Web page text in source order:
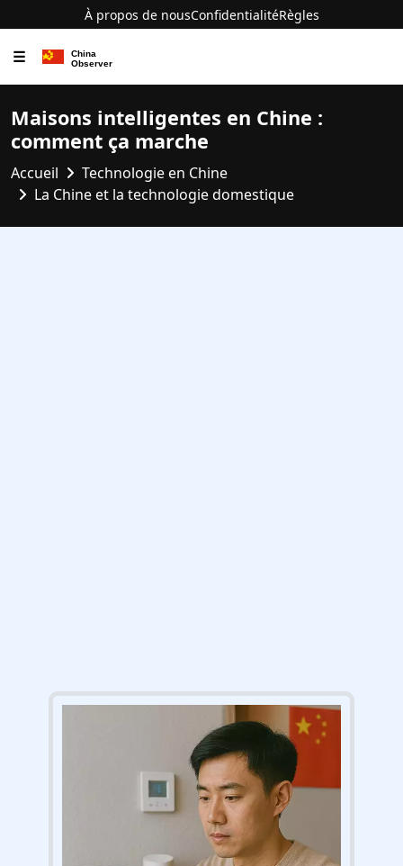
À propos de nousConfidentialitéRègles
☰
Maisons intelligentes en Chine :
comment ça marche
Accueil
Technologie en Chine
La Chine et la technologie domestique